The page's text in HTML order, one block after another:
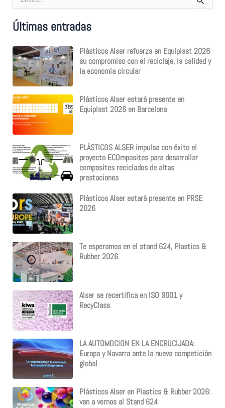
c
a
p
o
r
:
Últimas entradas
Plásticos Alser refuerza en Equiplast 2026
su compromiso con el reciclaje, la calidad y
la economía circular
Plásticos Alser estará presente en
Equiplast 2026 en Barcelona
PLÁSTICOS ALSER impulsa con éxito el
proyecto ECOmposites para desarrollar
composites reciclados de altas
prestaciones
Plásticos Alser estará presente en PRSE
2026
Te esperamos en el stand 624, Plastics &
Rubber 2026
Alser se recertifica en ISO 9001 y
RecyClass
LA AUTOMOCION EN LA ENCRUCIJADA:
Europa y Navarra ante la nueva competición
global
Plásticos Alser en Plastics & Rubber 2026:
ven a vernos al Stand 624